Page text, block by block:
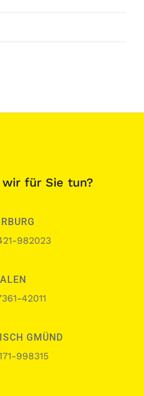
wir für Sie tun?
982023
42011
GMÜND
998315